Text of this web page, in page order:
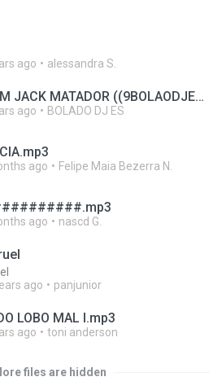
ago alessandra S.
MONTAGEM JACK MATADOR ((9BOLAODJES)).mp3
ago BOLADO DJ ES
ago Felipe Maia Bezerra N.
ago nascd G.
ago panjunior
LOBO MAL I.mp3
ago toni anderson
files are hidden